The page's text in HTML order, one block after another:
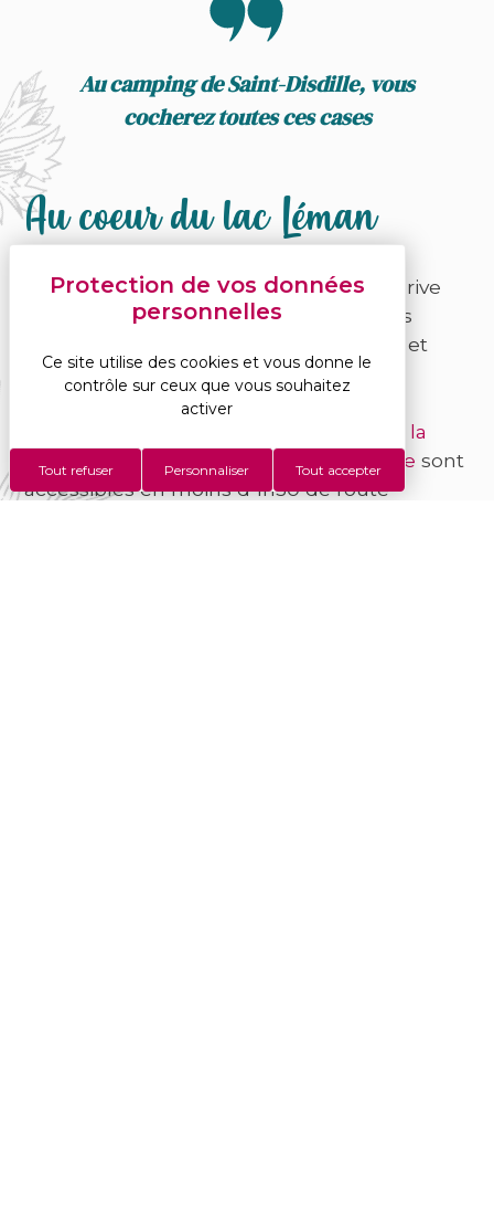
Au camping de Saint-Disdille, vous
cocherez toutes ces cases
Au coeur du lac Léman
Notre camping se situe au milieu de la rive
sud du lac Léman, à proximité des villes
thermales de Thonon-les-Bains (3 km) et
d’Evian-les-Bains (9 km).
incontournables de la
Haute-Savoie et de la Suisse Lémanique sont
accessibles en moins d’1h30 de route
Ce site utilise des cookies et vous donne le
contrôle sur ceux que vous souhaitez
activer
Tout accepter
Tout refuser Personnaliser